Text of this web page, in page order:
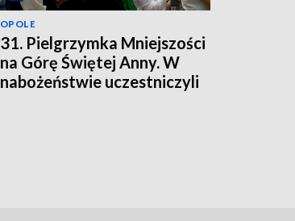
OPOLE
31. Pielgrzymka Mniejszości
na Górę Świętej Anny. W
nabożeństwie uczestniczyli